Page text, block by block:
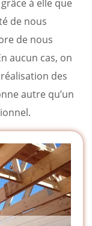
à elle que
de nous
de nous
aucun cas, on
des
autre qu’un